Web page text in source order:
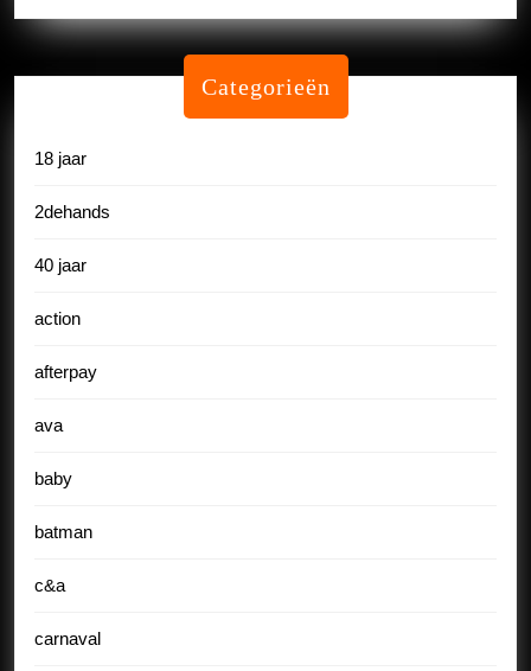
Categorieën
18 jaar
2dehands
40 jaar
action
afterpay
ava
baby
batman
c&a
carnaval